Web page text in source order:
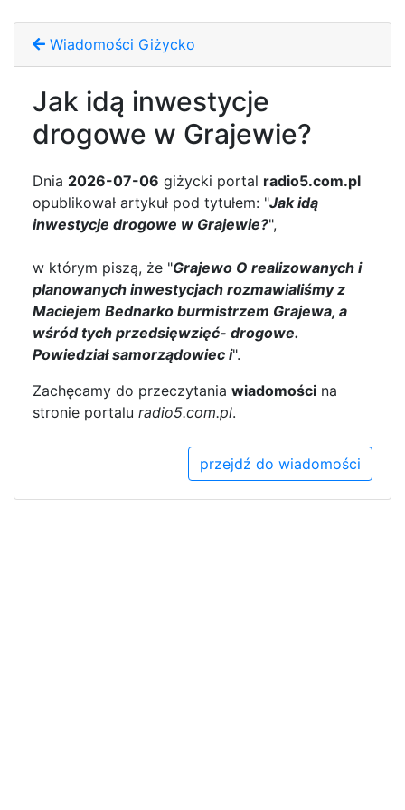
Wiadomości Giżycko
Jak idą inwestycje
drogowe w Grajewie?
Dnia 2026-07-06 giżycki portal radio5.com.pl
opublikował artykuł pod tytułem: "Jak idą
inwestycje drogowe w Grajewie?",
w którym piszą, że "Grajewo O realizowanych i
planowanych inwestycjach rozmawialiśmy z
Maciejem Bednarko burmistrzem Grajewa, a
wśród tych przedsięwzięć- drogowe.
Powiedział samorządowiec i".
Zachęcamy do przeczytania wiadomości na
stronie portalu radio5.com.pl.
przejdź do wiadomości